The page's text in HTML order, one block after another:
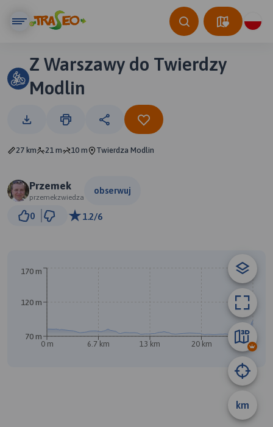
Z Warszawy do Twierdzy
Modlin
27 km 21 m 10 m Twierdza Modlin
Przemek
przemekzwiedza
obserwuj
0 1.2/6
A
km
0 m 6.7 km 13 km 20 km 26 km
70 m
120 m
170 m